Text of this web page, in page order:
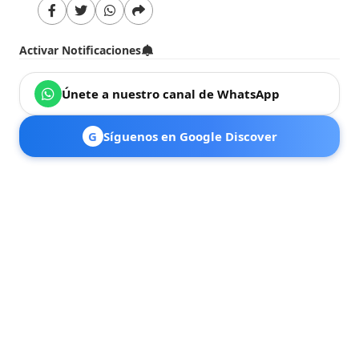
Activar Notificaciones
Únete a nuestro canal de WhatsApp
G Síguenos en Google Discover